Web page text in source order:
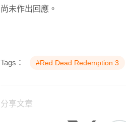
尚未作出回應。
Tags： #Red Dead Redemption 3
分享文章